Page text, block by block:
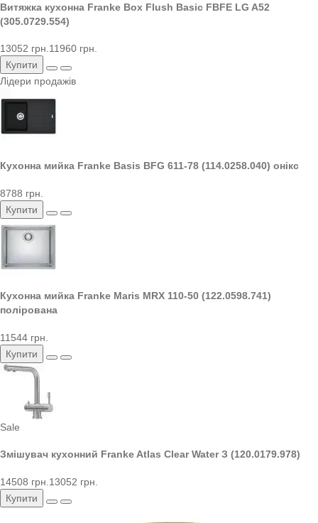
Витяжка кухонна Franke Box Flush Basic FBFE LG A52
(305.0729.554)
13052 грн.11960 грн.
Купити
Лідери продажів
Кухонна мийка Franke Basis BFG 611-78 (114.0258.040) онікс
8788 грн.
Купити
Кухонна мийка Franke Maris MRX 110-50 (122.0598.741)
полірована
11544 грн.
Купити
Sale
Змішувач кухонний Franke Atlas Clear Water З (120.0179.978)
14508 грн. 13052 грн.
Купити